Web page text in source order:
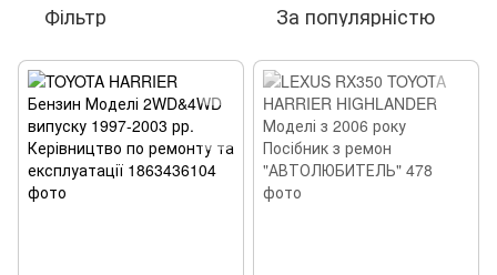
Фільтр За популярністю